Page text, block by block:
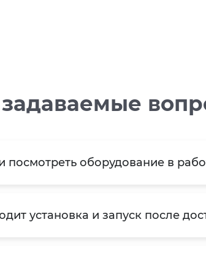
задаваемые
оборудование в
установка и запуск после